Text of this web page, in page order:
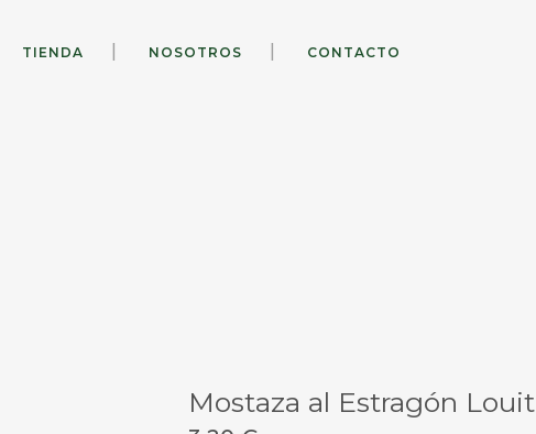
TIENDA NOSOTROS
CONTACTO
Mostaza al Estragón Louit